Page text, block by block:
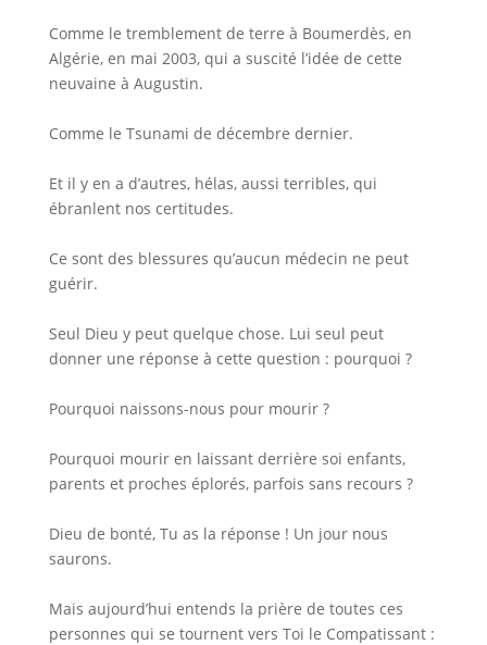
Comme le tremblement de terre à Boumerdès, en
Algérie, en mai 2003, qui a suscité l’idée de cette
neuvaine à Augustin.
Comme le Tsunami de décembre dernier.
Et il y en a d’autres, hélas, aussi terribles, qui
ébranlent nos certitudes.
Ce sont des blessures qu’aucun médecin ne peut
guérir.
Seul Dieu y peut quelque chose. Lui seul peut
donner une réponse à cette question : pourquoi ?
Pourquoi naissons-nous pour mourir ?
Pourquoi mourir en laissant derrière soi enfants,
parents et proches éplorés, parfois sans recours ?
Dieu de bonté, Tu as la réponse ! Un jour nous
saurons.
Mais aujourd’hui entends la prière de toutes ces
personnes qui se tournent vers Toi le Compatissant :